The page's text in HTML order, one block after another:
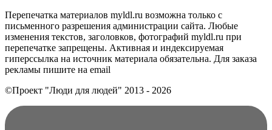
Перепечатка материалов myldl.ru возможна только с
письменного разрешения администрации сайта. Любые
изменения текстов, заголовков, фотографий myldl.ru при
перепечатке запрещены. Активная и индексируемая
гиперссылка на источник материала обязательна. Для заказа
рекламы пишите на еmail
©Проект "Люди для людей" 2013 - 2026